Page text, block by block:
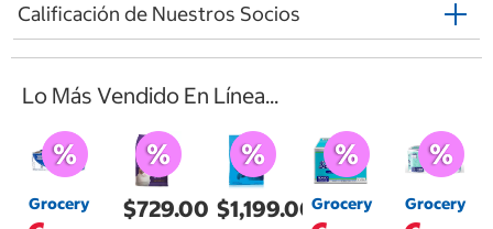
Calificación de Nuestros Socios
Lo Más Vendido En Línea...
Grocery $729.00 $1,199.00Grocery Grocery